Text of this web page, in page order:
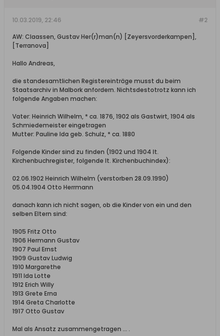
#2
10.03.2019, 22:46
AW: Claassen, Gustav Her(r)man(n) [Zeyersvorderkampen],
[Terranova]
Hallo Andreas,
die standesamtlichen Registereinträge musst du beim
Staatsarchiv in Malbork anfordern. Nichtsdestotrotz kann ich
folgende Angaben machen:
Vater: Heinrich Wilhelm, * ca. 1876, 1902 als Gastwirt, 1904 als
Schmiedemeister eingetragen
Mutter: Pauline Ida geb. Schulz, * ca. 1880
Folgende Kinder sind zu finden (1902 und 1904 lt.
Kirchenbuchregister, folgende lt. Kirchenbuchindex):
02.06.1902 Heinrich Wilhelm (verstorben 28.09.1990)
05.04.1904 Otto Herrmann
danach kann ich nicht sagen, ob die Kinder von ein und den
selben Eltern sind:
1905 Fritz Otto
1906 Hermann Gustav
1907 Paul Ernst
1909 Gustav Ludwig
1910 Margarethe
1911 Ida Lotte
1912 Erich Willy
1913 Grete Erna
1914 Greta Charlotte
1917 Otto Gustav
Mal als Ansatz zusammengetragen ... .